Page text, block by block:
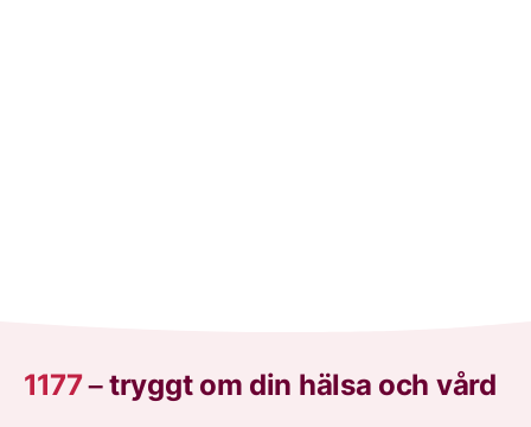
1177–tryggt om din hälsa och vård